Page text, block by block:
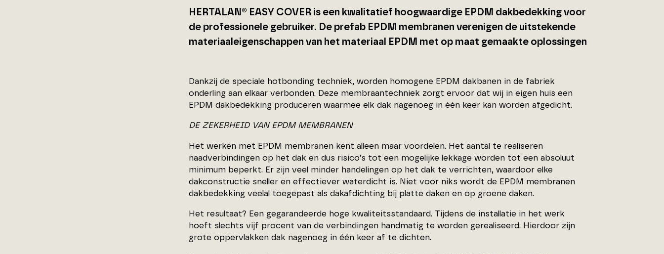
HERTALAN® EASY COVER is een kwalitatief hoogwaardige EPDM dakbedekking voor
de professionele gebruiker. De prefab EPDM membranen verenigen de uitstekende
materiaaleigenschappen van het materiaal EPDM met op maat gemaakte oplossingen
Dankzij de speciale hotbonding techniek, worden homogene EPDM dakbanen in de fabriek
onderling aan elkaar verbonden. Deze membraantechniek zorgt ervoor dat wij in eigen huis een
EPDM dakbedekking produceren waarmee elk dak nagenoeg in één keer kan worden afgedicht.
DE ZEKERHEID VAN EPDM MEMBRANEN
Het werken met EPDM membranen kent alleen maar voordelen. Het aantal te realiseren
naadverbindingen op het dak en dus risico’s tot een mogelijke lekkage worden tot een absoluut
minimum beperkt. Er zijn veel minder handelingen op het dak te verrichten, waardoor elke
dakconstructie sneller en effectiever waterdicht is. Niet voor niks wordt de EPDM membranen
dakbedekking veelal toegepast als dakafdichting bij platte daken en op groene daken.
Het resultaat? Een gegarandeerde hoge kwaliteitsstandaard. Tijdens de installatie in het werk
hoeft slechts vijf procent van de verbindingen handmatig te worden gerealiseerd. Hierdoor zijn
grote oppervlakken dak nagenoeg in één keer af te dichten.